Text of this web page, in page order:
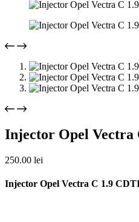
Injector Opel Vectra
250.00 lei
Injector Opel Vectra C 1.9